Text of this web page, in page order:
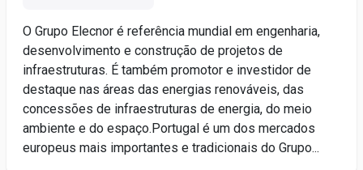
O Grupo Elecnor é referência mundial em engenharia,
desenvolvimento e construção de projetos de
infraestruturas. É também promotor e investidor de
destaque nas áreas das energias renováveis, das
concessões de infraestruturas de energia, do meio
ambiente e do espaço.Portugal é um dos mercados
europeus mais importantes e tradicionais do Grupo...